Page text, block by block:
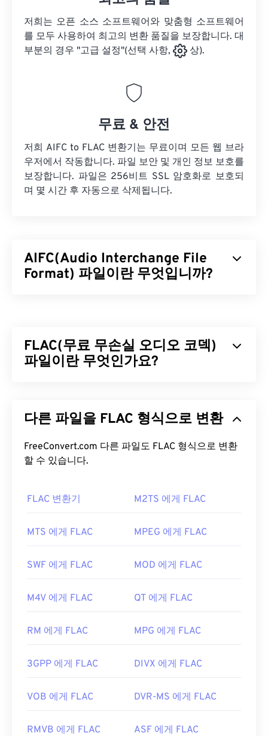
저희는 오픈 소스 소프트웨어와 맞춤형 소프트웨어
를 모두 사용하여 최고의 변환 품질을 보장합니다. 대
부분의 경우 "고급 설정"(선택 사항,
상).
무료 & 안전
저희 AIFC to FLAC 변환기는 무료이며 모든 웹 브라
우저에서 작동합니다. 파일 보안 및 개인 정보 보호를
보장합니다. 파일은 256비트 SSL 암호화로 보호되
며 몇 시간 후 자동으로 삭제됩니다.
AIFC(Audio Interchange File
Format) 파일이란 무엇입니까?
AIFF의 파일 확장자가 호환되는 것처럼 보이지만,
"C"로 끝나는 것이 올바른 명칭입니다.
AIFC 파일을 여는 데 가장 좋은 프로그램은iTunes
입니다. 또 다른 좋은 선택은VLC 미디어 플레이어
인데, Mac OS X와 ​​모바일을 포함한 대부분의 플랫폼
에서 작동하는 안정적인 프로그램입니다.
최초 출시: 1988
https://en.wikipedia.org/wiki/오디오_교환_파일_포
FLAC(무료 무손실 오디오 코덱)
파일이란 무엇인가요?
"무손실"이라는 단어가 암시하듯이 음질이나 원본
본 크기의 약 50~70%로 압축하는알고리즘을 사용
하여 이를 구현합니다.
FLAC 파일을 어떻게 여나요?
이어입니다. FLAC에 대한 다른 세부 정보로는 특허
프로그래밍 인터페이스(TAPI) 와 호환되고,
저작권 관리(DRM)가
적용되지 않는다는 점이 있습
있습니다. 마지막으로, 이름에서 "무료"라는 단어가
Xiph.Org Foundation
최초 출시: 2001년
https://en.wikipedia.org/wiki/FLAC
다른 파일을 FLAC 형식으로 변환
FreeConvert.com 다른 파일도 FLAC 형식으로 변환
할 수 있습니다.
FLAC 변환기 M2TS 에게 FLAC
MTS 에게 FLAC MPEG 에게 FLAC
SWF 에게 FLAC MOD 에게 FLAC
M4V 에게 FLAC QT 에게 FLAC
RM 에게 FLAC MPG 에게 FLAC
3GPP 에게 FLAC DIVX 에게 FLAC
VOB 에게 FLAC DVR-MS 에게 FLAC
RMVB 에게 FLAC ASF 에게 FLAC